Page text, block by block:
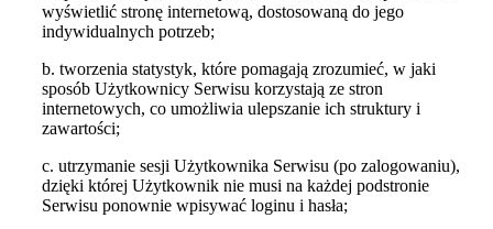
wyświetlić stronę internetową, dostosowaną do jego
indywidualnych potrzeb;
b. tworzenia statystyk, które pomagają zrozumieć, w jaki
sposób Użytkownicy Serwisu korzystają ze stron
internetowych, co umożliwia ulepszanie ich struktury i
zawartości;
c. utrzymanie sesji Użytkownika Serwisu (po zalogowaniu),
dzięki której Użytkownik nie musi na każdej podstronie
Serwisu ponownie wpisywać loginu i hasła;